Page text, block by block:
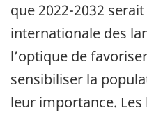
que 2022-2032
internationale des
l’optique de
sensibiliser la
leur importance.